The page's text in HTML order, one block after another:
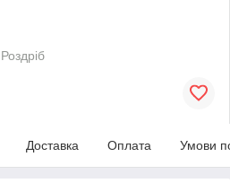
Роздріб
Доставка Оплата Умови